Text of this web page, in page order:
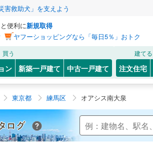
害救助犬」を支えよう
便利に新規取得
ヤフーショッピングなら「毎日5％」おトク
買う
ン 新築一戸建て 中古一戸建て
建てる
注文住宅
東京都 練馬区 オアシス南大泉
Yahoo!不動産 マンションカタログ